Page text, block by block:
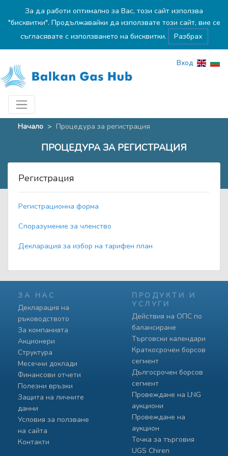
За да работи оптимално за Вас, този сайт използва
"бисквитки". Продължавайки да използвате този сайт, вие се
съгласявате с използването на бисквитки.
Разбрах
Вход
Начало > Процедура за регистрация
ПРОЦЕДУРА ЗА РЕГИСТРАЦИЯ
Регистрация
Регистрационна форма
Споразумение за членство
Декларация за избор на тарифен план
ЗА НАС
Декларация на
ръководството
За компанията
Акционери
Структура
Месечни доклади
Финансови отчети
Полезни връзки
Защита на личните
данни
Условия за ползване
на сайта
Контакти
ПРОДУКТИ И
УСЛУГИ
Действия на ОПС по
балансиране
Търговски календари
Краткосрочен борсов
сегмент
Дългосрочен борсов
сегмент
Провеждане на LNG
аукциони
Провеждане на
аукцион
Точка за търговия
UGS Chiren